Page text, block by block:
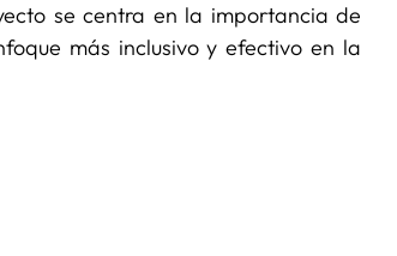
se centra en la importancia de
más inclusivo y efectivo en la